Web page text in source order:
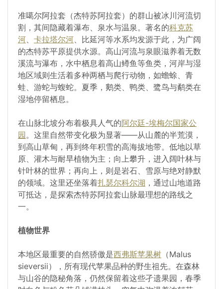
准噶尔阿拉套（杰特苏阿拉套）的群山被冰川河流切
割，其间隐藏着瀑布、泉水与温泉。著名的科克苏
河、 卡拉塔尔河、比延河等水系均发源于此，为广阔
的杰特苏平原提供水源。高山河流与泉眼滋养着无数
溪流与瀑布，水中栖息着高山鳟鱼等鱼类，河岸与湿
地区域则生活着多种两栖与爬行动物，如蟾蜍、青
蛙、游蛇与蝮蛇。夏季，鹅类、鸭类、鹭鸟与鹬类在
湿地停留栖息。
在山脉北坡分布着极具人气的阿尔廷-埃梅尔国家公
园。这里自然带变化极为显著——从山麓的半荒漠，
到高山草甸，再到终年积雪的高海拔地带。低地以草
原、灌木与耐旱植物为主；向上攀升，进入阔叶林与
针叶林的世界；再向上，则是岩石、雪原与绝对静默
的领域。这里还坐落着扎瑟尔科尔湖 ，通过山地道路
可抵达，是探索杰特苏阿拉套山脉最理想的路线之
一。
植物世界
本地区最重要的自然骄傲是西弗斯苹果树 （Malus
sieversii），所有现代苹果品种的野生祖先。在森林
与山谷的隐秘角落，仍然保留着这些孑遗果园，春季